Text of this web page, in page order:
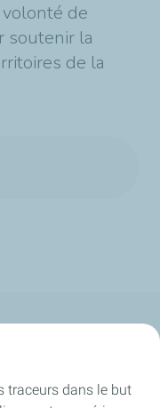
de
soutenir la
de la
traceurs dans le but